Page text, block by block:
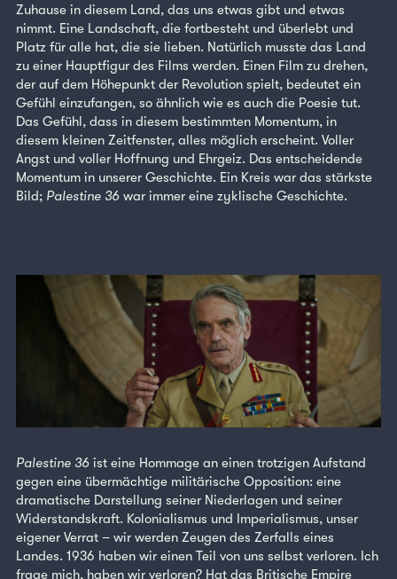
Zuhause in diesem Land, das uns etwas gibt und etwas
nimmt. Eine Landschaft, die fortbesteht und überlebt und
Platz für alle hat, die sie lieben. Natürlich musste das Land
zu einer Hauptfigur des Films werden. Einen Film zu drehen,
der auf dem Höhepunkt der Revolution spielt, bedeutet ein
Gefühl einzufangen, so ähnlich wie es auch die Poesie tut.
Das Gefühl, dass in diesem bestimmten Momentum, in
diesem kleinen Zeitfenster, alles möglich erscheint. Voller
Angst und voller Hoffnung und Ehrgeiz. Das entscheidende
Momentum in unserer Geschichte. Ein Kreis war das stärkste
Bild; Palestine 36 war immer eine zyklische Geschichte.
Palestine 36 ist eine Hommage an einen trotzigen Aufstand
gegen eine übermächtige militärische Opposition: eine
dramatische Darstellung seiner Niederlagen und seiner
Widerstandskraft. Kolonialismus und Imperialismus, unser
eigener Verrat – wir werden Zeugen des Zerfalls eines
Landes. 1936 haben wir einen Teil von uns selbst verloren. Ich
frage mich, haben wir verloren? Hat das Britische Empire